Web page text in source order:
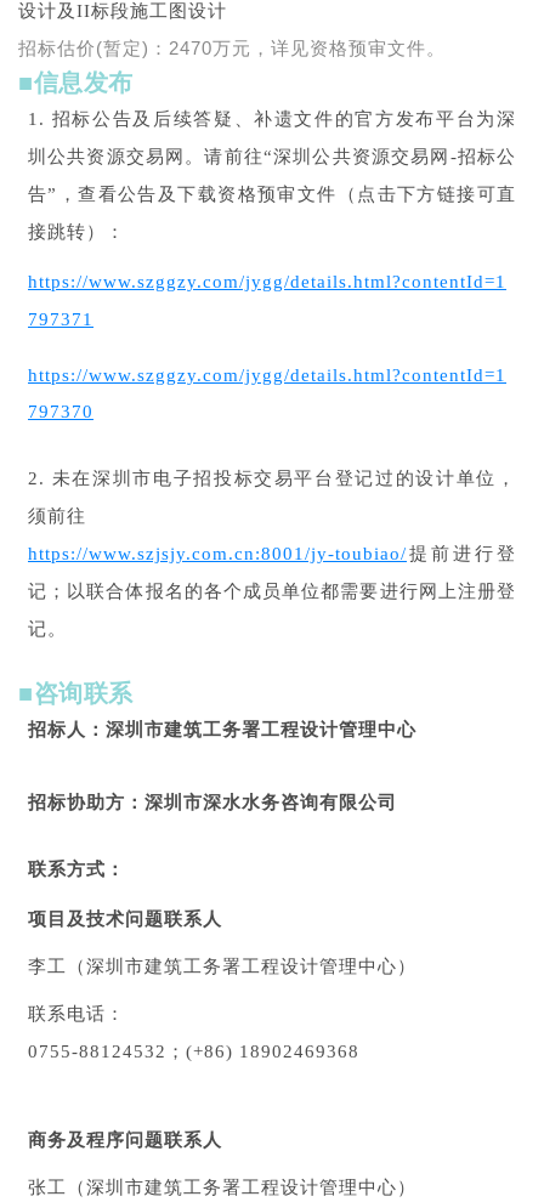
设计及II标段施工图设计
招标估价(暂定)：2470万元，详见资格预审文件。
■信息发布
1. 招标公告及后续答疑、补遗文件的官方发布平台为深
圳公共资源交易网。请前往“深圳公共资源交易网-招标公
告”，查看公告及下载资格预审文件（点击下方链接可直
接跳转）：
https://www.szggzy.com/jygg/details.html?contentId=1
797371
https://www.szggzy.com/jygg/details.html?contentId=1
797370
2. 未在深圳市电子招投标交易平台登记过的设计单位，
须前往
https://www.szjsjy.com.cn:8001/jy-toubiao/提前进行登
记；以联合体报名的各个成员单位都需要进行网上注册登
记。
■咨询联系
招标人：深圳市建筑工务署工程设计管理中心
招标协助方：深圳市深水水务咨询有限公司
联系方式：
项目及技术问题联系人
李工（深圳市建筑工务署工程设计管理中心）
联系电话：
0755-88124532；(+86) 18902469368
商务及程序问题联系人
张工（深圳市建筑工务署工程设计管理中心）